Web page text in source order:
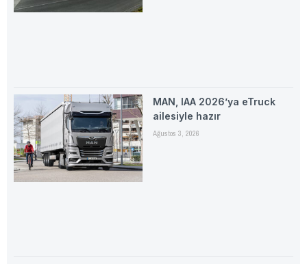
MAN, IAA 2026’ya eTruck
ailesiyle hazır
Ağustos 3, 2026